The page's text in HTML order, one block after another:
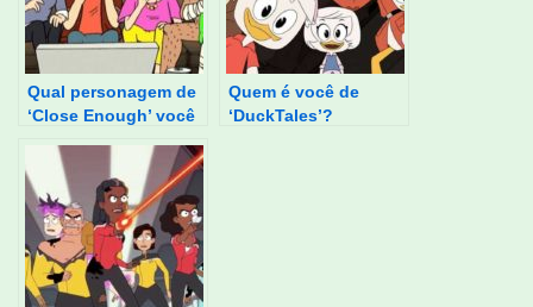
Qual personagem de
‘Close Enough’ você
Quem é você de
‘DuckTales’?